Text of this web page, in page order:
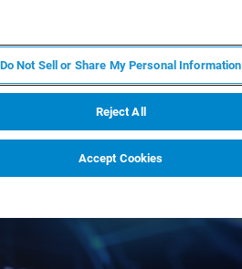
Do Not Sell or Share My Personal Information
Reject All
Accept Cookies